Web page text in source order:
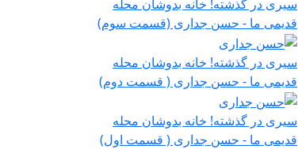
سیری در گذشته! خانه بدوشان محله
قدیمی ما - حسن جداری (قسمت سوم)
سیری در گذشته! خانه بدوشان محله
قدیمی ما - حسن جداری ( قسمت دوم)
سیری در گذشته! خانه بدوشان محله
قدیمی ما - حسن جداری ( قسمت اول)